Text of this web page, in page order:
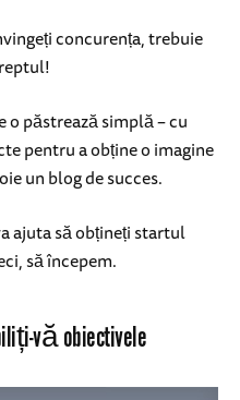
concurența, trebuie
o păstrează simplă – cu
pentru a obține o imagine
un blog de succes.
ajuta să obțineți startul
să începem.
vă obiectivele